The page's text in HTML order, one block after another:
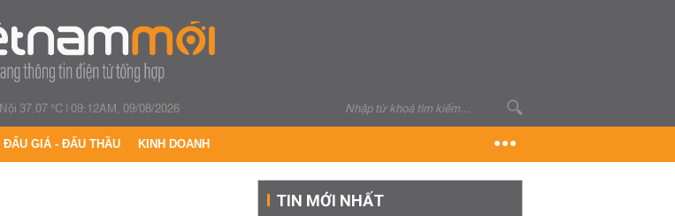
37.07 °C|09:12AM, 09/08/2026
ĐẤU GIÁ - ĐẤU THẦU KINH DOANH
TIN MỚI NHẤT